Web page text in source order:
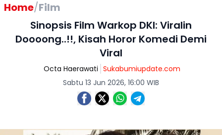
Home/Film
Sinopsis Film Warkop DKI: Viralin
Doooong..!!, Kisah Horor Komedi Demi
Viral
Octa Haerawati Sukabumiupdate.com
Sabtu 13 Jun 2026, 16:00 WIB